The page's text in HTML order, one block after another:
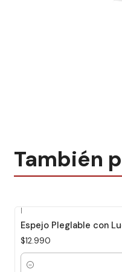
También
Espejo Pleglable con
$12.990